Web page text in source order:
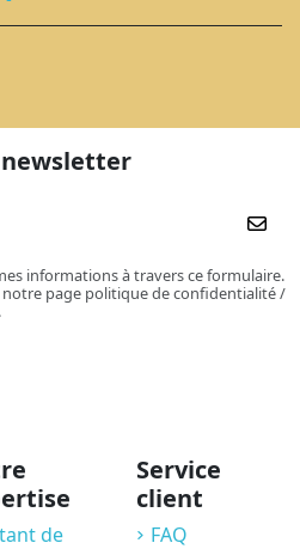
newsletter
informations à travers ce formulaire.
page politique de confidentialité /
de
Service
client
FAQ